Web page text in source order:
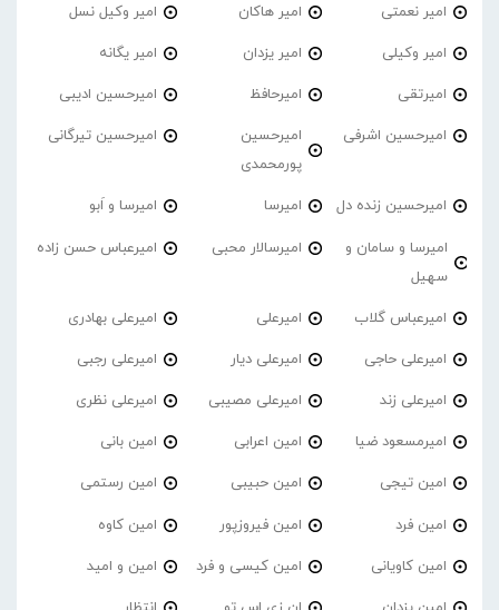
امیر نعمتی امیر هاکان امیر وکیل نسل
امیر وکیلی امیر یزدان امیر یگانه
امیرتقی امیرحافظ امیرحسین ادیبی
امیرحسین اشرفی
امیرحسین
پورمحمدی
امیرحسین تیرگانی
امیرحسین زنده دل امیرسا امیرسا و اَبو
امیرسا و سامان و
سهیل
امیرسالار محبی امیرعباس حسن زاده
امیرعباس گلاب امیرعلی امیرعلی بهادری
امیرعلی حاجی امیرعلی دیار امیرعلی رجبی
امیرعلی زند امیرعلی مصیبی امیرعلی نظری
امیرمسعود ضیا امین اعرابی امین بانی
امین تیجی امین حبیبی امین رستمی
امین فرد امین فیروزپور امین کاوه
امین کاویانی امین کیسی و فرد امین و امید